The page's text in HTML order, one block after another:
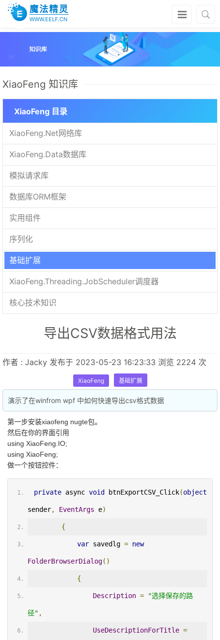
魔法精灵
WWW.EELF.CN
XiaoFeng 知识库
XiaoFeng 目录
XiaoFeng.Net网络库
XiaoFeng.Data数据库
模拟请求库
数据库ORM框架
实用组件
序列化
基础扩展
XiaoFeng.Threading.JobScheduler调度器
核心技术知识
导出CSV数据格式用法
作者 : Jacky 发布于 2023-05-23 16:23:33 浏览 2224 次
XiaoFeng 基础扩展
演示了在winfrom wpf 中如何快速导出csv格式数据
第一步安装xiaofeng nugte包。
然后在你的界面引用
using XiaoFeng.IO;
using XiaoFeng;
做一个按钮控件：
private async void btnExportCSV_Click(object
sender, EventArgs e)
{
var savedlg = new
FolderBrowserDialog()
{
Description = "选择保存的路
径" ,
UseDescriptionForTitle =